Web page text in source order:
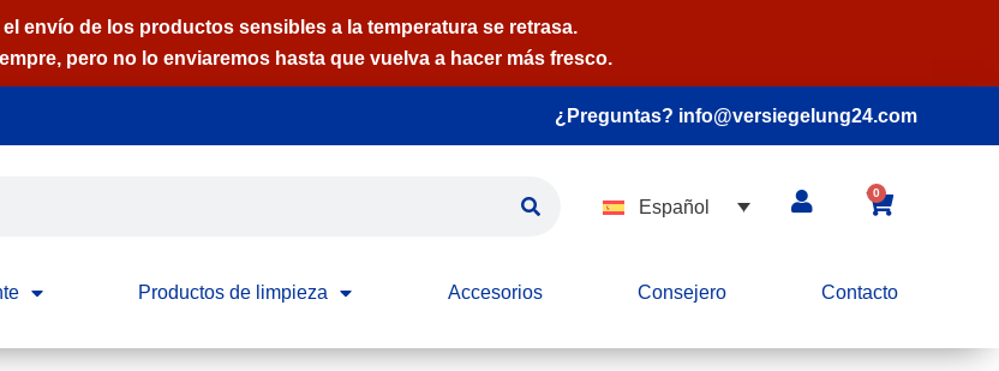
envío de los productos sensibles a la temperatura se retrasa.
pero no lo enviaremos hasta que vuelva a hacer más fresco.
¿Preguntas? info@versiegelung24.com
Español
0
Productos de limpieza Accesorios Consejero Contacto